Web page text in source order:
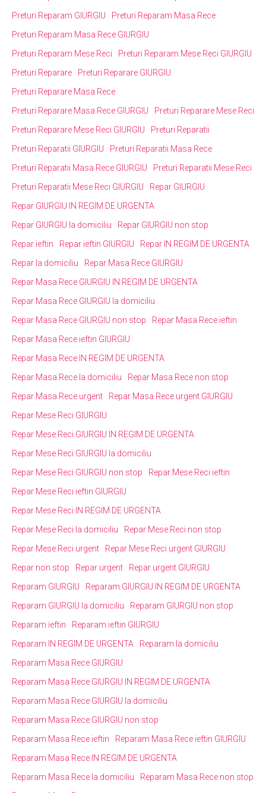
Preturi Reparam GIURGIU
Preturi Reparam Masa Rece
Preturi Reparam Masa Rece GIURGIU
Preturi Reparam Mese Reci
Preturi Reparam Mese Reci GIURGIU
Preturi Reparare
Preturi Reparare GIURGIU
Preturi Reparare Masa Rece
Preturi Reparare Masa Rece GIURGIU
Preturi Reparare Mese Reci
Preturi Reparare Mese Reci GIURGIU
Preturi Reparatii
Preturi Reparatii GIURGIU
Preturi Reparatii Masa Rece
Preturi Reparatii Masa Rece GIURGIU
Preturi Reparatii Mese Reci
Preturi Reparatii Mese Reci GIURGIU
Repar GIURGIU
Repar GIURGIU IN REGIM DE URGENTA
Repar GIURGIU la domiciliu
Repar GIURGIU non stop
Repar ieftin
Repar ieftin GIURGIU
Repar IN REGIM DE URGENTA
Repar la domiciliu
Repar Masa Rece GIURGIU
Repar Masa Rece GIURGIU IN REGIM DE URGENTA
Repar Masa Rece GIURGIU la domiciliu
Repar Masa Rece GIURGIU non stop
Repar Masa Rece ieftin
Repar Masa Rece ieftin GIURGIU
Repar Masa Rece IN REGIM DE URGENTA
Repar Masa Rece la domiciliu
Repar Masa Rece non stop
Repar Masa Rece urgent
Repar Masa Rece urgent GIURGIU
Repar Mese Reci GIURGIU
Repar Mese Reci GIURGIU IN REGIM DE URGENTA
Repar Mese Reci GIURGIU la domiciliu
Repar Mese Reci GIURGIU non stop
Repar Mese Reci ieftin
Repar Mese Reci ieftin GIURGIU
Repar Mese Reci IN REGIM DE URGENTA
Repar Mese Reci la domiciliu
Repar Mese Reci non stop
Repar Mese Reci urgent
Repar Mese Reci urgent GIURGIU
Repar non stop
Repar urgent
Repar urgent GIURGIU
Reparam GIURGIU
Reparam GIURGIU IN REGIM DE URGENTA
Reparam GIURGIU la domiciliu
Reparam GIURGIU non stop
Reparam ieftin
Reparam ieftin GIURGIU
Reparam IN REGIM DE URGENTA
Reparam la domiciliu
Reparam Masa Rece GIURGIU
Reparam Masa Rece GIURGIU IN REGIM DE URGENTA
Reparam Masa Rece GIURGIU la domiciliu
Reparam Masa Rece GIURGIU non stop
Reparam Masa Rece ieftin
Reparam Masa Rece ieftin GIURGIU
Reparam Masa Rece IN REGIM DE URGENTA
Reparam Masa Rece la domiciliu
Reparam Masa Rece non stop